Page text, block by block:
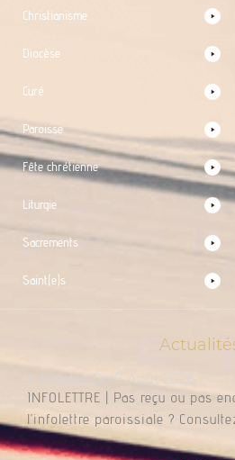
Christianisme
Diocèse
Curé
Paroisse
Fête chrétienne
Liturgie
Sacrements
Saint(e)s
Infolettre Du 7 Août 2026
INFOLETTRE | Pas reçu ou pas
l’infolettre paroissiale ?